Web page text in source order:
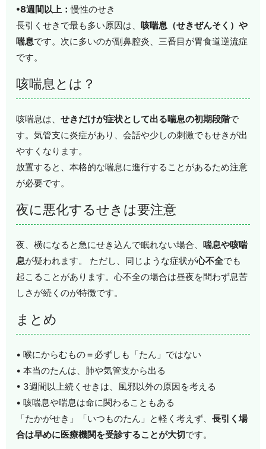
•8週間以上：慢性のせき
長引くせきで最も多い原因は、咳喘息（せきぜんそく）や
喘息です。次に多いのが副鼻腔炎、三番目が胃食道逆流症
です。
咳喘息とは？
咳喘息は、せきだけが症状として出る喘息の初期段階で
す。気管支に炎症があり、会話や少しの刺激でもせきが出
やすくなります。
放置すると、本格的な喘息に進行することがあるため注意
が必要です。
夜に悪化するせきは要注意
夜、横になると急にせき込んで眠れない場合、喘息や咳喘
息が疑われます。 ただし、同じような症状が心不全でも
起こることがあります。心不全の場合は昼夜を問わず息苦
しさが続くのが特徴です。
まとめ
• 喉にからむもの＝必ずしも「たん」ではない
• 本当のたんは、肺や気管支から出る
• 3週間以上続くせきは、風邪以外の原因を考える
• 咳喘息や喘息は命に関わることもある
「たかがせき」「いつものたん」と軽く考えず、長引く場
合は早めに医療機関を受診することが大切です。